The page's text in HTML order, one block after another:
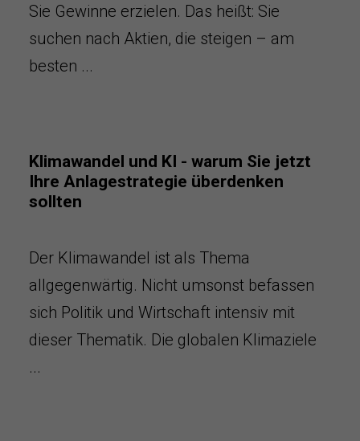
Sie Gewinne erzielen. Das heißt: Sie
suchen nach Aktien, die steigen – am
besten ...
Klimawandel und KI - warum Sie jetzt
Ihre Anlagestrategie überdenken
sollten
Der Klimawandel ist als Thema
allgegenwärtig. Nicht umsonst befassen
sich Politik und Wirtschaft intensiv mit
dieser Thematik. Die globalen Klimaziele
...